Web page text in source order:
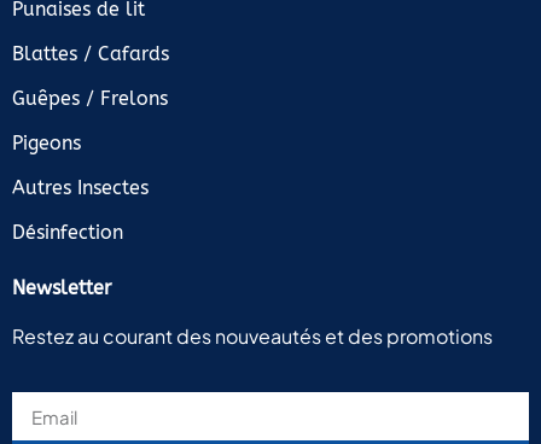
Punaises de lit
Blattes / Cafards
Guêpes / Frelons
Pigeons
Autres Insectes
Désinfection
Newsletter
Restez au courant des nouveautés et des promotions